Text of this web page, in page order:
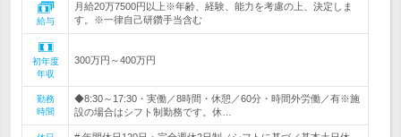
給与
月給20万7500円以上※年齢、経験、能力を考慮の上、決定しま
す。※一律自己研鑽手当含む
初年度
年収
300万円～400万円
勤務
時間
◆8:30～17:30・実働／8時間・休憩／60分・時間外労働／有※施
設の場合はシフト制勤務です。休…